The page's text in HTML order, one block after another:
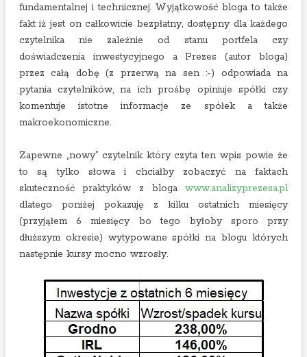
fundamentalnej i technicznej. Wyjątkowość bloga to także
fakt iż jest on całkowicie bezpłatny, dostępny dla każdego
czytelnika nie zależnie od stanu portfela czy
doświadczenia inwestycyjnego a Prezes (autor bloga)
przez całą dobę (z przerwą na sen :-) odpowiada na
pytania czytelników, na ich prośbę opiniuje spółki czy
komentuje istotne informacje ze spółek a także
makroekonomiczne.
Zapewne „nowy” czytelnik który czyta ten wpis powie że
to są tylko słowa i chciałby zobaczyć na faktach
skuteczność praktyków z blogawww.analizyprezesa.pl
dlatego poniżej pokazuję z kilku ostatnich miesięcy
(przyjąłem 6 miesięcy bo tego byłoby sporo przy
dłuższym okresie) wytypowane spółki na blogu których
następnie kursy mocno wzrosły.